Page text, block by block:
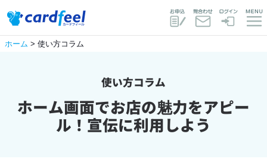
ホーム > 使い方コラム
使い方コラム
ホーム画面でお店の魅力をアピー
ル！宣伝に利用しよう